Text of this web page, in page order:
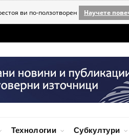
ви по-ползотворен Научете
Технологии Субкултури